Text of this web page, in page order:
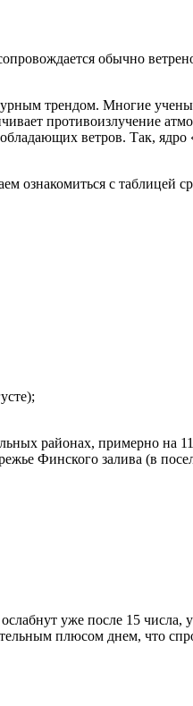
обычно
трендом. Многие
противоизлучение
ветров. Так, ядро
ознакомиться с таблицей
районах, примерно на
Финского залива (в
уже после 15 числа,
плюсом днем, что